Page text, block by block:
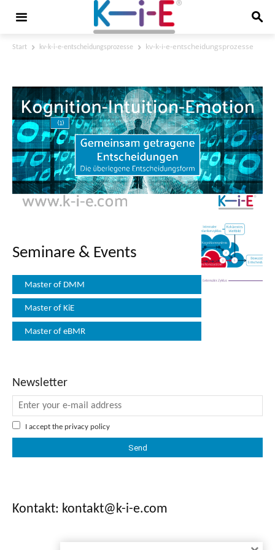
Start kv-k-i-e-entscheidungsprozesse kv-k-i-e-entscheidungsprozesse
Seminare & Events
Master of DMM
Master of KiE
Master of eBMR
Newsletter
I accept the privacy policy
Kontakt: kontakt@k-i-e.com